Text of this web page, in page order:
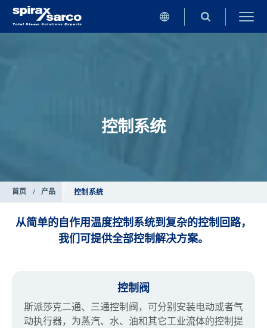
控制系统
首页 / 产品 控制系统
从简单的自作用温度控制系统到复杂的控制回路，
我们可提供全部控制解决方案。
控制阀
斯派莎克二通、三通控制阀，可分别安装电动或者气
动执行器，为蒸汽、水、油和其它工业流体的控制提